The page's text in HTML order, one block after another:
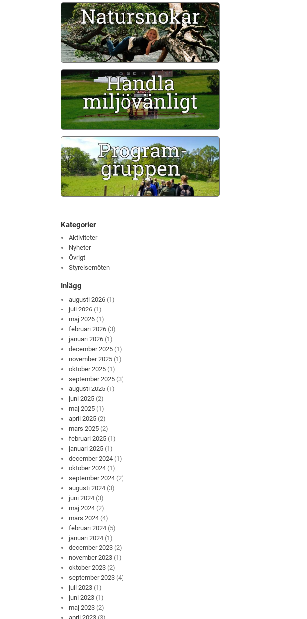
Kategorier
Aktiviteter
Nyheter
Övrigt
Styrelsemöten
Inlägg
augusti 2026 (1)
juli 2026 (1)
maj 2026 (1)
februari 2026 (3)
januari 2026 (1)
december 2025 (1)
november 2025 (1)
oktober 2025 (1)
september 2025 (3)
augusti 2025 (1)
juni 2025 (2)
maj 2025 (1)
april 2025 (2)
mars 2025 (2)
februari 2025 (1)
januari 2025 (1)
december 2024 (1)
oktober 2024 (1)
september 2024 (2)
augusti 2024 (3)
juni 2024 (3)
maj 2024 (2)
mars 2024 (4)
februari 2024 (5)
januari 2024 (1)
december 2023 (2)
november 2023 (1)
oktober 2023 (2)
september 2023 (4)
juli 2023 (1)
juni 2023 (1)
maj 2023 (2)
april 2023 (3)